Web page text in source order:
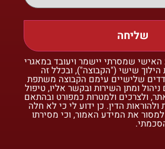
שליחה
האישי שמסרתי יישמר ויעובד במאגרי
שישי ("הקבוצה"), ובכלל זה
שלישיים עימם הקבוצה משתפת
ומתן השירות ובקשר אליו, טיפול
ולצרכים ולמטרות כמפורט ובהתאם
ולהוראות הדין. כן ידוע לי כי לא חלה
למסור את המידע האמור, וכי מסירתו